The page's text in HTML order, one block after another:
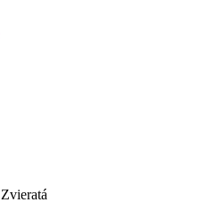
Zvieratá